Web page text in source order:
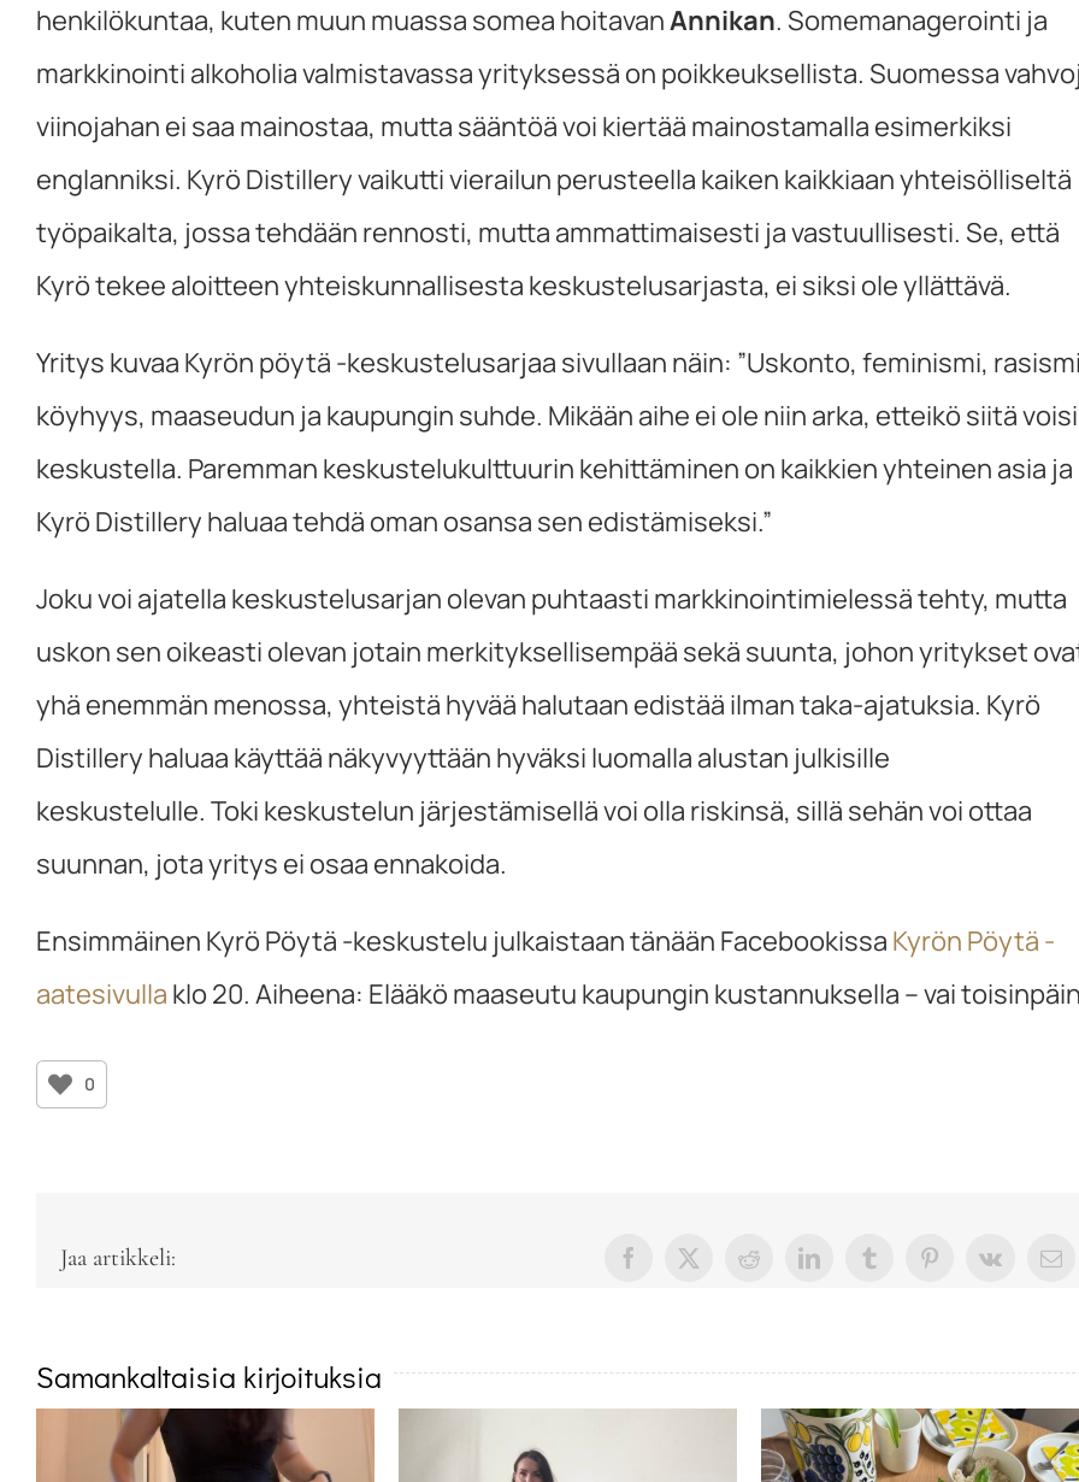
henkilökuntaa, kuten muun muassa somea hoitavanAnnikan. Somemanagerointi ja
markkinointi alkoholia valmistavassa yrityksessä on poikkeuksellista. Suomessa
viinojahan ei saa mainostaa, mutta sääntöä voi kiertää mainostamalla esimerkiksi
englanniksi. Kyrö Distillery vaikutti vierailun perusteella kaiken kaikkiaan yhteisölliseltä
työpaikalta, jossa tehdään rennosti, mutta ammattimaisesti ja vastuullisesti. Se, että
Kyrö tekee aloitteen yhteiskunnallisesta keskustelusarjasta, ei siksi ole yllättävä.
Yritys kuvaa Kyrön pöytä -keskustelusarjaa sivullaan näin: ”Uskonto, feminismi,
köyhyys, maaseudun ja kaupungin suhde. Mikään aihe ei ole niin arka, etteikö siitä voisi
keskustella. Paremman keskustelukulttuurin kehittäminen on kaikkien yhteinen asia ja
Kyrö Distillery haluaa tehdä oman osansa sen edistämiseksi.”
Joku voi ajatella keskustelusarjan olevan puhtaasti markkinointimielessä tehty, mutta
uskon sen oikeasti olevan jotain merkityksellisempää sekä suunta, johon yritykset
yhä enemmän menossa, yhteistä hyvää halutaan edistää ilman taka-ajatuksia. Kyrö
Distillery haluaa käyttää näkyvyyttään hyväksi luomalla alustan julkisille
keskustelulle. Toki keskustelun järjestämisellä voi olla riskinsä, sillä sehän voi ottaa
suunnan, jota yritys ei osaa ennakoida.
Ensimmäinen Kyrö Pöytä -keskustelu julkaistaan tänään Facebookissa Kyrön Pöytä -
aatesivulla klo 20. Aiheena: Elääkö maaseutu kaupungin kustannuksella – vai
0
Jaa artikkeli: Facebook
X RedditLinkedInTumblrPinterest
Vk
Samankaltaisia kirjoituksia